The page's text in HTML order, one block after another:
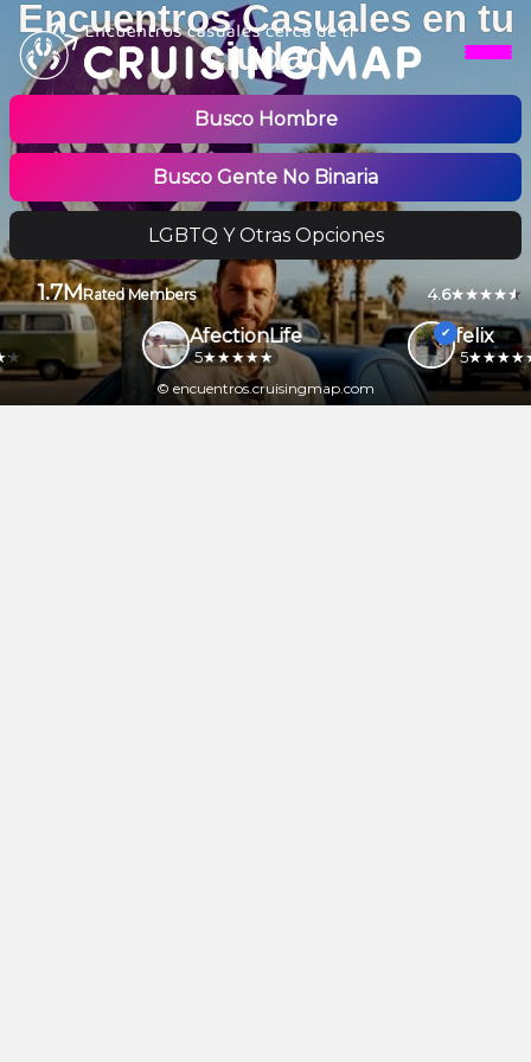
Encuentros Casuales en tu
ciudad
Busco Hombre
Busco Gente No Binaria
LGBTQ Y Otras Opciones
1.7MRated Members 4.6
felix
5
AfectionLife
5
© encuentros.cruisingmap.com